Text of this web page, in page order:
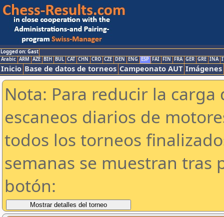
Logged on: Gast
Arabic ARM AZE BIH BUL CAT CHN CRO CZE DEN ENG ESP FAI FIN FRA GER GRE INA
Inicio Base de datos de torneos Campeonato AUT Imágenes
Nota: Para reducir la
escaneos diarios de
todos los torneos
semanas se muestran tras
botón: